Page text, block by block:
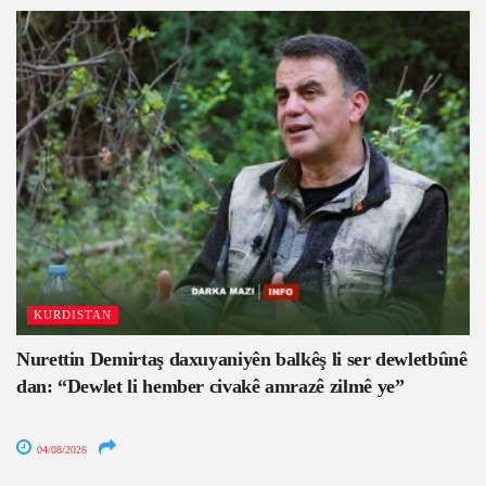
KURDISTAN
Nurettin Demirtaş daxuyaniyên balkêş li ser dewletbûnê
dan: “Dewlet li hember civakê amrazê zilmê ye”
04/08/2026